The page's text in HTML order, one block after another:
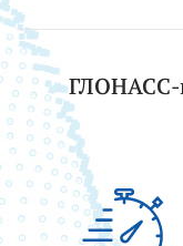
ГЛОНАСС-